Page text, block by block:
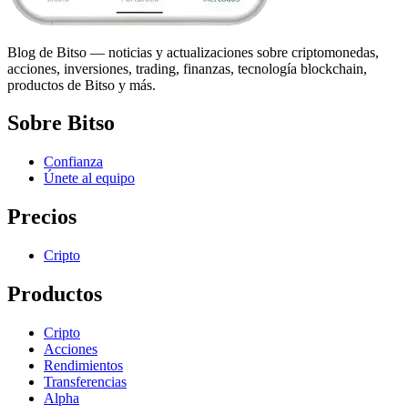
Blog de Bitso — noticias y actualizaciones sobre criptomonedas,
acciones, inversiones, trading, finanzas, tecnología blockchain,
productos de Bitso y más.
Sobre Bitso
Confianza
Únete al equipo
Precios
Cripto
Productos
Cripto
Acciones
Rendimientos
Transferencias
Alpha